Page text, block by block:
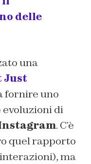
delle
una
Just
fornire uno
evoluzioni di
. C’è
quel rapporto
ma